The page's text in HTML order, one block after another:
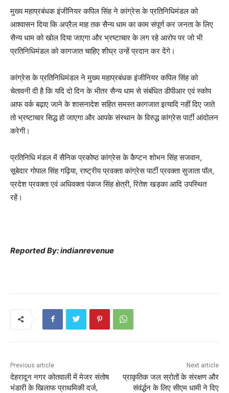
मुख्य महाप्रबंधक इंजीनियर कपिल सिंह ने कांग्रेस के प्रतिनिधिमंडल को
आश्वासन दिया कि अप्रैल माह तक सैन्य धाम का काम संपूर्ण कर जनता के लिए
सैन्य धाम को खोल दिया जाएगा और भ्रष्टाचार के लग रहे आरोप पर जो भी
प्रतिनिधिमंडल को कागजात चाहिए शीघ्र उन्हें प्रदान कर देंगे।
कांग्रेस के प्रतिनिधिमंडल ने मुख्य महाप्रबंधक इंजीनियर कपिल सिंह को
चेतावनी दी है कि यदि दो दिन के भीतर सैन्य धाम से संबंधित डीपीआर एवं स्कोप
आफ वर्क बढ़ाए जाने के शासनादेश सहित समस्त कागजात इत्यादि नहीं दिए जाते
तो भ्रष्टाचार सिद्ध हो जाएगा और आपके संस्थान के विरुद्ध कांग्रेस पार्टी आंदोलन
करेगी।
प्रतिनिधि मंडल में सैनिक प्रकोष्ठ कांग्रेस के कैप्टन शोभन सिंह सजवान,
सूबेदार गोपाल सिंह गढ़िया, राष्ट्रीय प्रवक्ता कांग्रेस पार्टी प्रवक्ता सुजाता पॉल,
प्रदेश प्रवक्ता एवं अधिवक्ता पंकज सिंह क्षेत्री, रितेश खड़का आदि उपस्थित
रहें।
Reported By: indianrevenue
Previous article
देहरादून नगर कोतवाली में मेजर संतोष
भंडारी के खिलाफ प्राथमिकी दर्ज,
Next article
प्राकृतिक जल स्रोतों के संरक्षण और
संवंर्द्धन के लिए सीएम धामी ने दिए